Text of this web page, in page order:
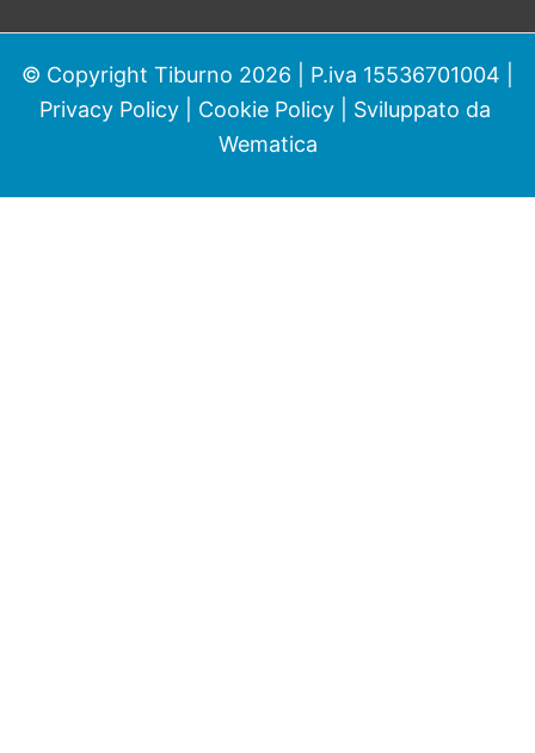
© Copyright Tiburno 2026 | P.iva 15536701004 |
Privacy Policy| Cookie Policy| Sviluppato da
Wematica